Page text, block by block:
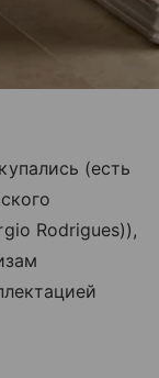
(есть
Rodrigues)),